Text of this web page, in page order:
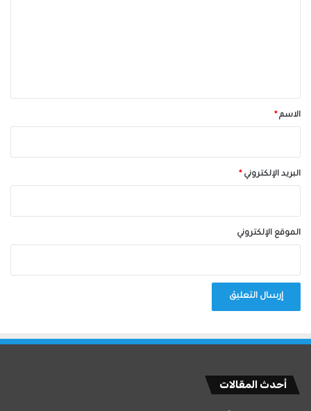
*الاسم*
البريد الإلكتروني*
الموقع الإلكتروني
أحدث المقالات